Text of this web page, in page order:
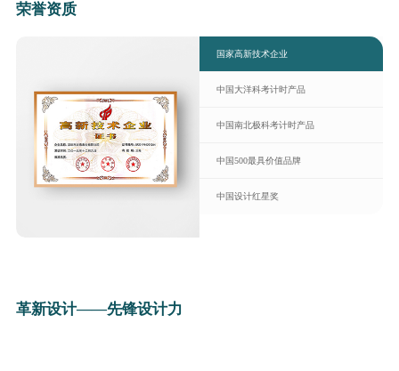
荣誉资质
国家高新技术企业
中国大洋科考计时产品
中国南北极科考计时产品
中国500最具价值品牌
中国设计红星奖
革新设计——先锋设计力